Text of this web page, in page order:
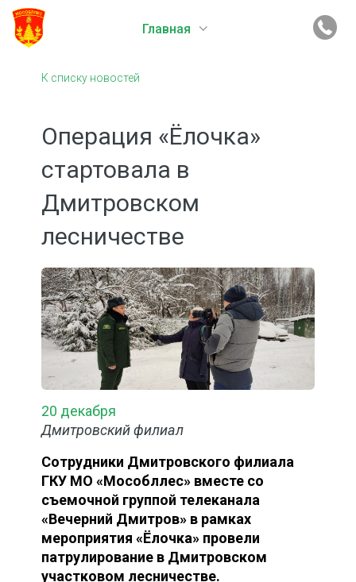
Главная
К списку новостей
Операция «Ёлочка»
стартовала в
Дмитровском
лесничестве
20 декабря
Дмитровский филиал
Сотрудники Дмитровского филиала
ГКУ МО «Мособллес» вместе со
съемочной группой телеканала
«Вечерний Дмитров» в рамках
мероприятия «Ёлочка» провели
патрулирование в Дмитровском
участковом лесничестве.